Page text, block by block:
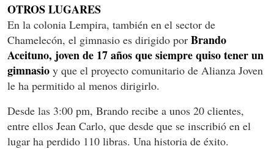
OTROS LUGARES
En la colonia Lempira, también en el sector de
Chamelecón, el gimnasio es dirigido por Brando
Aceituno, joven de 17 años que siempre quiso tener un
gimnasio y que el proyecto comunitario de Alianza Joven
le ha permitido al menos dirigirlo.
Desde las 3:00 pm, Brando recibe a unos 20 clientes,
entre ellos Jean Carlo, que desde que se inscribió en el
lugar ha perdido 110 libras. Una historia de éxito.